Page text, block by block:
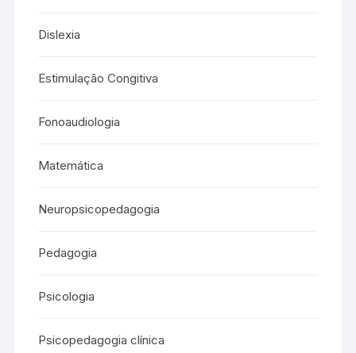
Dislexia
Estimulação Congitiva
Fonoaudiologia
Matemática
Neuropsicopedagogia
Pedagogia
Psicologia
Psicopedagogia clínica